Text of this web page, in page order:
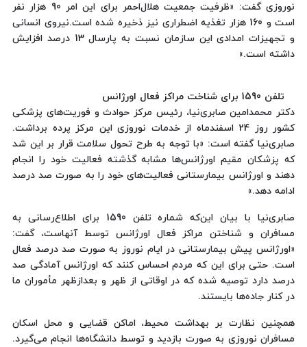
نوروزی گفت: «ظرفیت جمعیت هلال‌احمر برای این امر 90 هزار نفر
است و 160 هزار تغذیه اضطراری نیز ذخیره شده است.نیروی انسانی
و تجهیزات امدادی این سازمان نسبت به پارسال 13 درصد افزایش
داشته است.»
تلفن 1590 برای شناخت مراکز فعال اورژانس
دکتر محمدامین صابری‌نیا، رئیس مرکز حوادث و فوریت‌های پزشکی
کشور روز 24 اسفندماه از خدمات نوروزی این مركز پرده برداشت.
صابری‌نیا گفته است: «با توجه به طرح تحول سلامت قرار بر این شد
که پزشکان مقیم اورژانس‌ها مشابه گذشته فعالیت خود را انجام
دهند و اورژانس بیمارستانی فعالیت‌های خود را به صورت صد درصد
ادامه دهد.»
صابری‌نیا با بیان این‌که شماره تلفن 1590 برای اطلاع‌رسانی به
مسافران و شناختن مراکز فعال اورژانس توسط آنهاست، گفت:
«اورژانس پیش بیمارستانی در ایام نوروز به صورت صد درصد فعال
است. حتی برای این که مردم احساس کنند که اورژانس آمادگی صد
درصد دارد توصیه شده که در اوقاتی از ظهر و بعدازظهر مأموران ما
در کنار جاده‌ها بایستند.
همچنین نظارت بر بهداشت محیط، اماکن قضایی و محل اسکان
مسافران نوروزی به صورت بازدید و توسط دانشگاه‌ها انجام می‌گیرد.